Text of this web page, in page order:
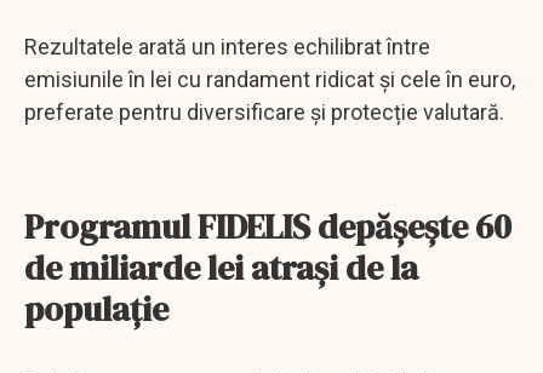
Rezultatele arată un interes echilibrat între
emisiunile în lei cu randament ridicat și cele în euro,
preferate pentru diversificare și protecție valutară.
Programul FIDELIS depășește 60
de miliarde lei atrași de la
populație